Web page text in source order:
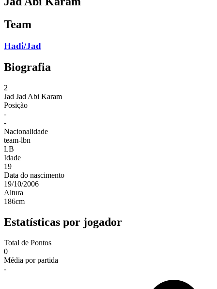
Team
Hadi/Jad
Biografia
2
Jad Jad Abi Karam
Posição
-
-
Nacionalidade
team-lbn
LB
Idade
19
Data do nascimento
19/10/2006
Altura
186cm
Estatísticas por jogador
Total de Pontos
0
Média por partida
-